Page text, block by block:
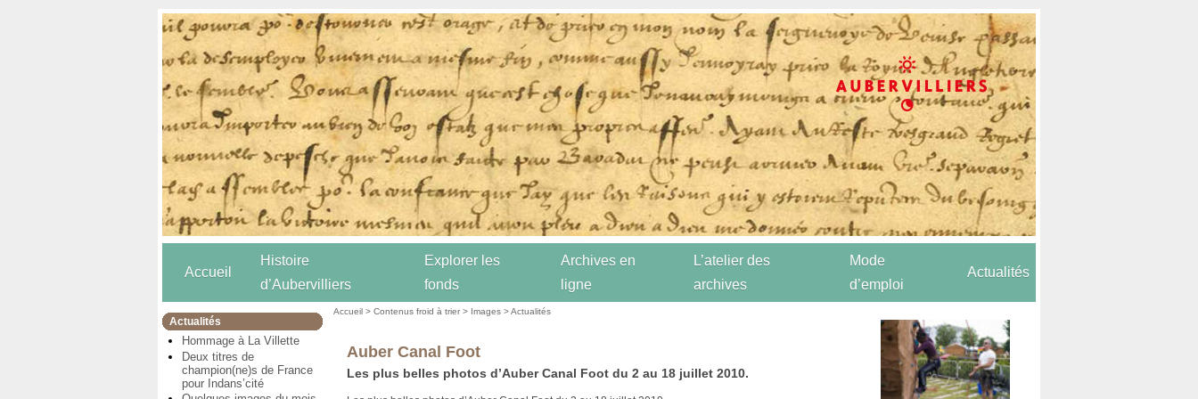
Accueil
Histoire
d’Aubervilliers
Explorer les
fonds
Archives en
ligne
L’atelier des
archives
Mode
d’emploi
Actualités
Actualités
Hommage à La Villette
Deux titres de
champion(ne)s de France
pour Indans’cité
Accueil >Contenus froid à trier > Images >Actualités
Auber Canal Foot
Les plus belles photos d’Auber Canal Foot du 2 au 18 juillet 2010.